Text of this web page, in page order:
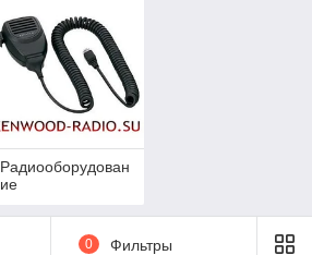
Радиооборудован
ие
0 Фильтры